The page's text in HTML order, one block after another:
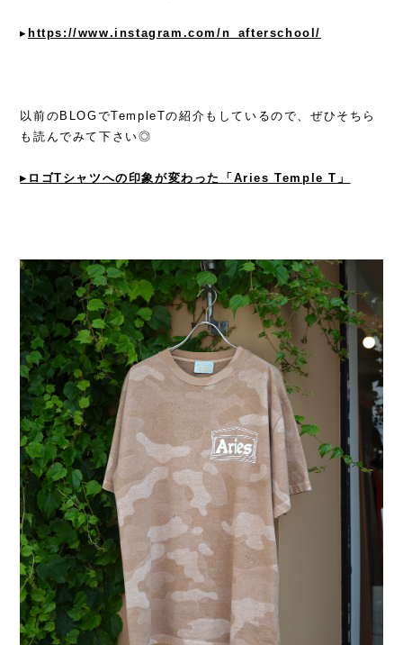
▸ https://www.instagram.com/n_afterschool/
以前のBLOGでTempleTの紹介もしているので、ぜひそちら
も読んでみて下さい◎
▸ロゴTシャツへの印象が変わった「Aries Temple T」